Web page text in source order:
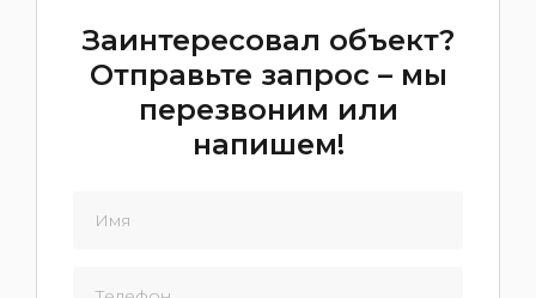
Заинтересовал объект?
Отправьте запрос – мы
перезвоним или
напишем!